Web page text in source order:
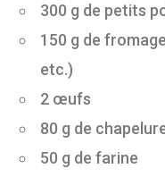
300 g de petits
150 g de
etc.)
2 œufs
80 g de
50 g de farine